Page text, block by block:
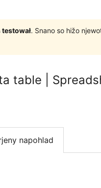
. Snano so hižo
table |
napohlad